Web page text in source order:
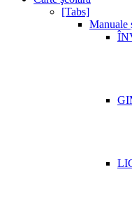
[Tabs]
Manuale